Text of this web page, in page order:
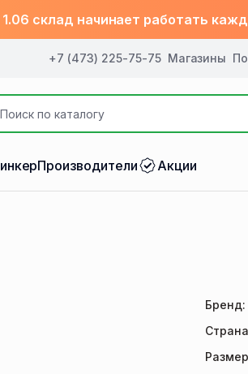
1.06 склад начинает работать
+7 (473) 225-75-75 Магазины
Производители Акции
Бренд: